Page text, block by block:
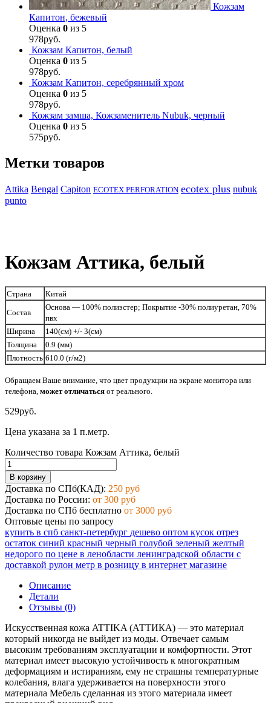
Кожзам
Капитон, бежевый
Оценка 0 из 5
978руб.
Кожзам Капитон, белый
Оценка 0 из 5
978руб.
Кожзам Капитон, серебрянный хром
Оценка 0 из 5
978руб.
Кожзам замша, Кожзаменитель Nubuk, черный
Оценка 0 из 5
575руб.
Метки товаров
Attika Bengal Capiton ECOTEX PERFORATION ecotex plus nubuk
punto
Кожзам Аттика, белый
Страна Китай
Состав
Основа — 100% полиэстер; Покрытие -30% полиуретан, 70%
пвх
Ширина
140(см) +/- 3(см)
Толщина
0.9 (мм)
Плотность 610.0 (г/м2)
Обращаем Ваше внимание, что цвет продукции на экране монитора или
телефона, может отличаться от реального.
529руб.
Цена указана за 1 п.метр.
Количество товара Кожзам Аттика, белый
В корзину
Доставка по СПб(КАД): 250 руб
Доставка по России: от 300 руб
Доставка по СПб бесплатно от 3000 руб
Оптовые цены по запросу
купить в спб санкт-петербург дешево оптом кусок отрез
остаток синий красный черный голубой зеленый желтый
недорого по цене в ленобласти ленинградской области с
доставкой рулон метр в розницу в интернет магазине
Описание
Детали
Отзывы (0)
Искусственная кожа ATTIKA (АТТИКА) — это материал
который никогда не выйдет из моды. Отвечает самым
высоким требованиям эксплуатации и комфортности. Этот
материал имеет высокую устойчивость к многократным
деформациям и истираниям, ему не страшны температурные
колебания, влага удерживается на поверхности этого
материала Мебель сделанная из этого материала имеет